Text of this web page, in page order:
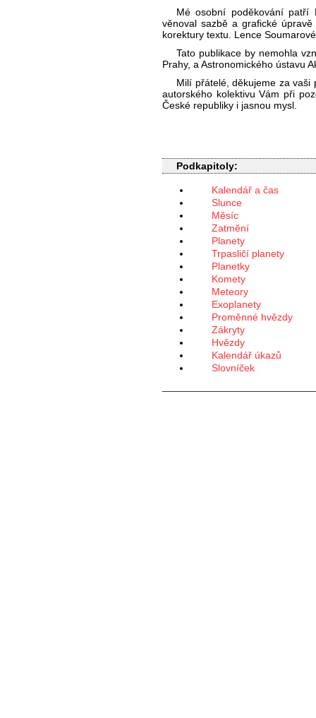
Mé osobní poděkování patří
věnoval sazbě a grafické
korektury textu. Lence
Tato publikace by nemohla
Prahy, a Astronomického ústavu
Milí přátelé, děkujeme za
autorského kolektivu Vám při
České republiky i jasnou mysl.
Podkapitoly:
Kalendář a čas
Slunce
Měsíc
Zatmění
Planety
Trpasličí planety
Planetky
Komety
Meteory
Exoplanety
Proměnné hvězdy
Zákryty
Hvězdy
Kalendář úkazů
Slovníček